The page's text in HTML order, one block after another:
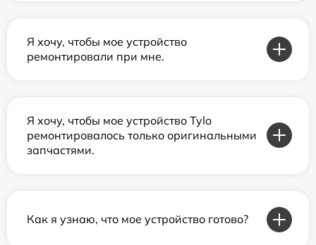
Я хочу, чтобы мое устройство
ремонтировали при мне.
Я хочу, чтобы мое устройство Tylo
ремонтировалось только оригинальными
запчастями.
Как я узнаю, что мое устройство готово?